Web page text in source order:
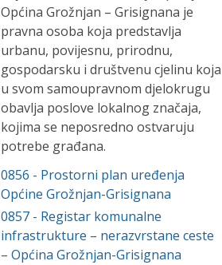
Općina Grožnjan – Grisignana je
pravna osoba koja predstavlja
urbanu, povijesnu, prirodnu,
gospodarsku i društvenu cjelinu koja
u svom samoupravnom djelokrugu
obavlja poslove lokalnog značaja,
kojima se neposredno ostvaruju
potrebe građana.
0856 - Prostorni plan uređenja
Općine Grožnjan-Grisignana
0857 - Registar komunalne
infrastrukture – nerazvrstane ceste
– Općina Grožnjan-Grisignana